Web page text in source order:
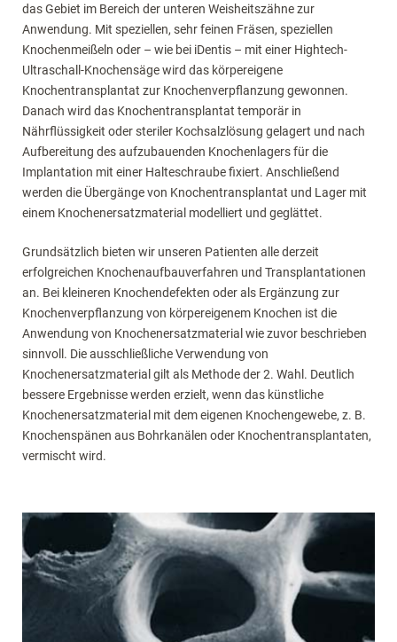
das Gebiet im Bereich der unteren Weisheitszähne zur
Anwendung. Mit speziellen, sehr feinen Fräsen, speziellen
Knochenmeißeln oder – wie bei iDentis – mit einer Hightech-
Ultraschall-Knochensäge wird das körpereigene
Knochentransplantat zur Knochenverpflanzung gewonnen.
Danach wird das Knochentransplantat temporär in
Nährflüssigkeit oder steriler Kochsalzlösung gelagert und nach
Aufbereitung des aufzubauenden Knochenlagers für die
Implantation mit einer Halteschraube fixiert. Anschließend
werden die Übergänge von Knochentransplantat und Lager mit
einem Knochenersatzmaterial modelliert und geglättet.
Grundsätzlich bieten wir unseren Patienten alle derzeit
erfolgreichen Knochenaufbauverfahren und Transplantationen
an. Bei kleineren Knochendefekten oder als Ergänzung zur
Knochenverpflanzung von körpereigenem Knochen ist die
Anwendung von Knochenersatzmaterial wie zuvor beschrieben
sinnvoll. Die ausschließliche Verwendung von
Knochenersatzmaterial gilt als Methode der 2. Wahl. Deutlich
bessere Ergebnisse werden erzielt, wenn das künstliche
Knochenersatzmaterial mit dem eigenen Knochengewebe, z. B.
Knochenspänen aus Bohrkanälen oder Knochentransplantaten,
vermischt wird.